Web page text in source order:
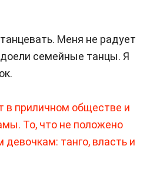
Меня не радует
семейные танцы. Я
в приличном обществе и
То, что не положено
танго, власть и